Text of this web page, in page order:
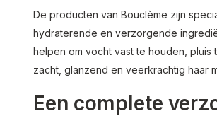
De producten van Bouclème zijn
hydraterende en verzorgende
helpen om vocht vast te houden, pluis
zacht, glanzend en veerkrachtig haar
Een complete